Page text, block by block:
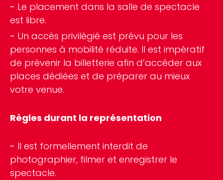
Le placement dans la salle de spectacle
est libre.
Un accès privilégié est prévu pour les
personnes à mobilité réduite. Il est impératif
de prévenir la billetterie afin d’accéder aux
places dédiées et de préparer au mieux
votre venue.
Règles durant la représentation
Il est formellement interdit de
photographier, filmer et enregistrer le
spectacle.